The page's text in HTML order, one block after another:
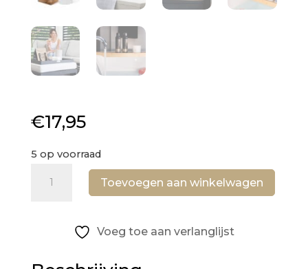
€17,95
5 op voorraad
Toevoegen aan winkelwagen
Voeg toe aan verlanglijst